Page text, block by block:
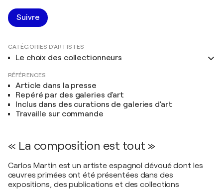
Suivre
CATÉGORIES D'ARTISTES
Le choix des collectionneurs
RÉFÉRENCES
Article dans la presse
Repéré par des galeries d'art
Inclus dans des curations de galeries d'art
Travaille sur commande
« La composition est tout »
Carlos Martin est un artiste espagnol dévoué dont les
œuvres primées ont été présentées dans des
expositions, des publications et des collections